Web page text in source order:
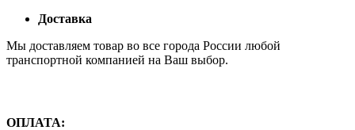
Доставка
Мы доставляем товар во все города России любой
транспортной компанией на Ваш выбор.
ОПЛАТА: